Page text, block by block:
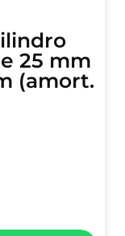
25 mm
(amort.